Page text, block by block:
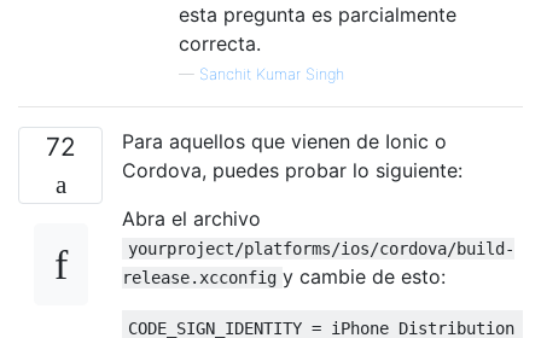
esta pregunta es parcialmente
correcta.
— Sanchit Kumar Singh
72
Para aquellos que vienen de Ionic o
Cordova, puedes probar lo siguiente:
Abra el archivo
yourproject/platforms/ios/cordova/build-
release.xcconfig y cambie de esto:
CODE_SIGN_IDENTITY = iPhone Distribution